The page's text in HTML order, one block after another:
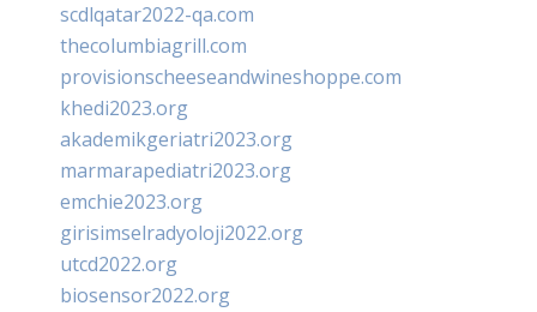
scdlqatar2022-qa.com
thecolumbiagrill.com
provisionscheeseandwineshoppe.com
khedi2023.org
akademikgeriatri2023.org
marmarapediatri2023.org
emchie2023.org
girisimselradyoloji2022.org
utcd2022.org
biosensor2022.org